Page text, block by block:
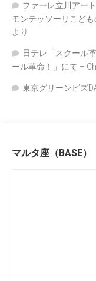
ファーレ立川アー
モンテッソーリこど
より
日テレ「スクール
ール革命！」にて –
東京グリーンビズ
マルタ座（BASE）